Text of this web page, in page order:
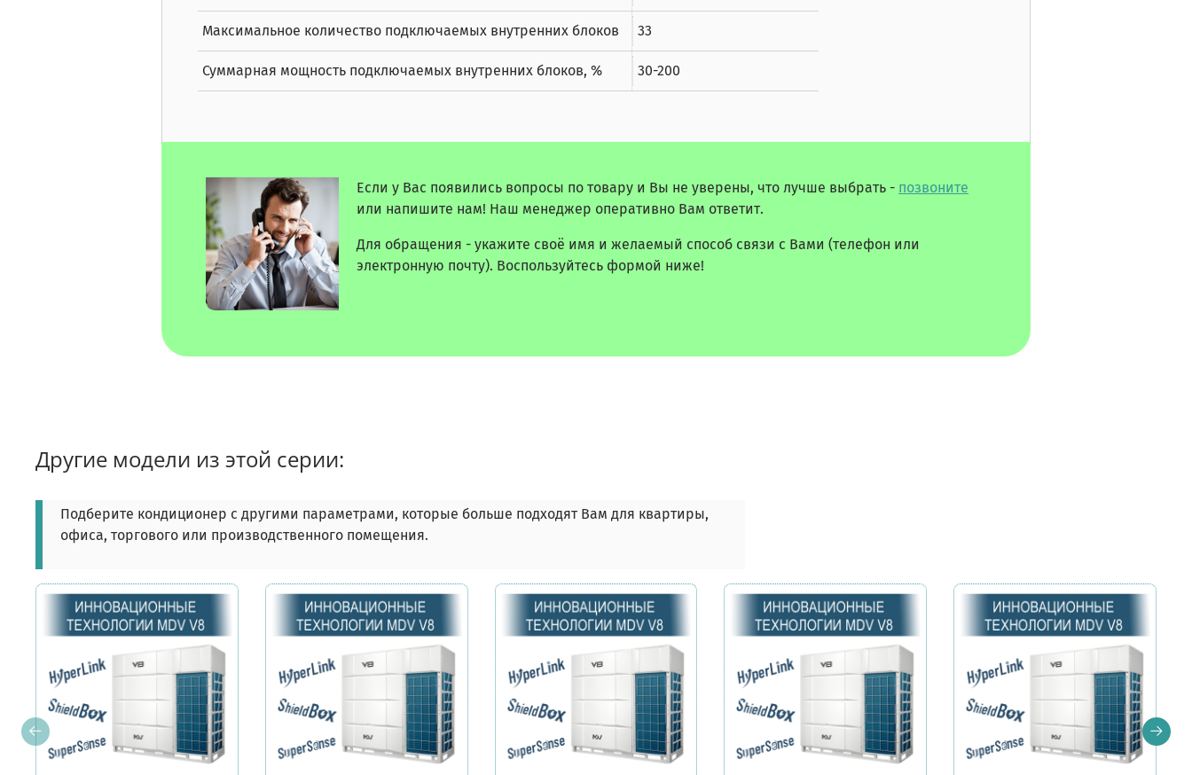
Максимальное количество подключаемых внутренних блоков 33
Суммарная мощность подключаемых внутренних блоков, % 30-200
Если у Вас появились вопросы по товару и Вы не уверены, что лучше выбрать - позвоните
или напишите нам! Наш менеджер оперативно Вам ответит.
Для обращения - укажите своё имя и желаемый способ связи с Вами (телефон или
электронную почту). Воспользуйтесь формой ниже!
Другие модели из этой серии:
Подберите кондиционер с другими параметрами, которые больше подходят Вам для квартиры,
офиса, торгового или производственного помещения.